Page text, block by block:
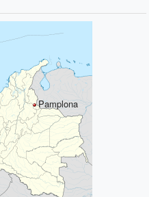
Pamplona